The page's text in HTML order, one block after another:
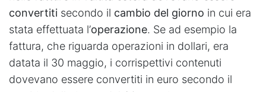
convertiti secondo il cambio del giorno in cui era
stata effettuata l’operazione. Se ad esempio la
fattura, che riguarda operazioni in dollari, era
datata il 30 maggio, i corrispettivi contenuti
dovevano essere convertiti in euro secondo il